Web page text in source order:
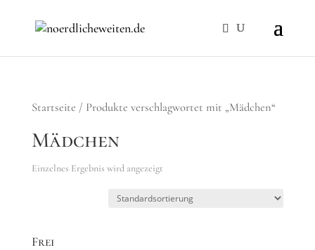
Startseite / Produkte verschlagwortet mit „Mädchen“
Mädchen
Einzelnes Ergebnis wird angezeigt
Frei